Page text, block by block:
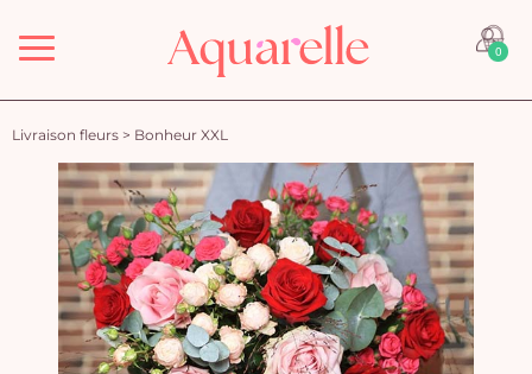
Menu 0
Livraison fleurs > Bonheur XXL